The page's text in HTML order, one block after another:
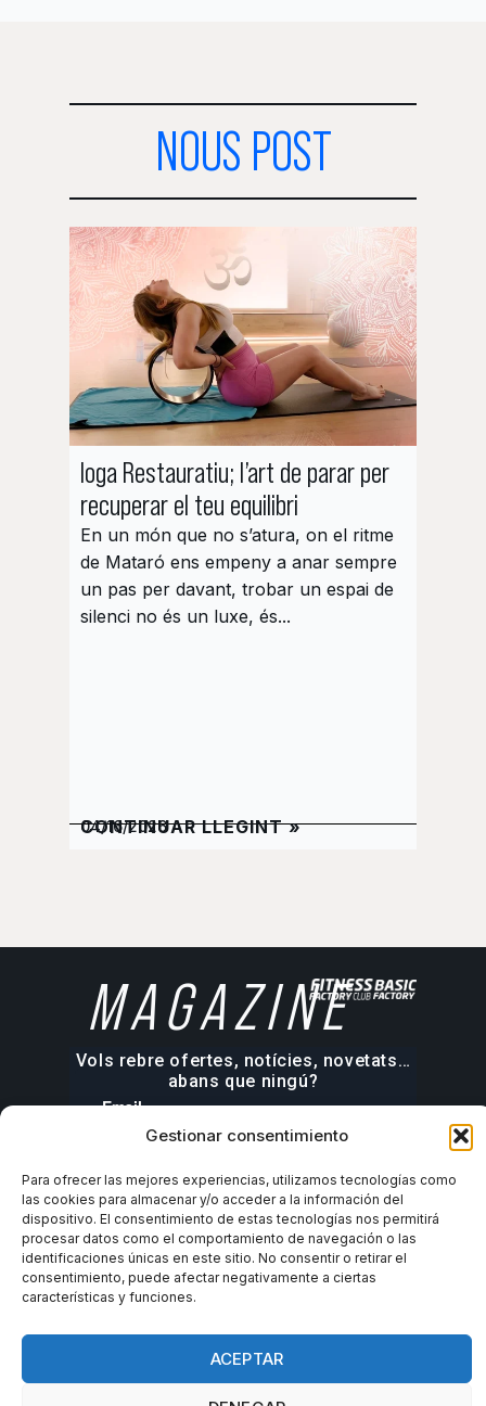
Gestionar consentimiento
Para ofrecer las mejores experiencias, utilizamos tecnologías como
las cookies para almacenar y/o acceder a la información del
dispositivo. El consentimiento de estas tecnologías nos permitirá
procesar datos como el comportamiento de navegación o las
identificaciones únicas en este sitio. No consentir o retirar el
consentimiento, puede afectar negativamente a ciertas
características y funciones.
ACEPTAR
NOUS POST
Ioga Restauratiu; l’art de parar per
recuperar el teu equilibri
En un món que no s’atura, on el ritme
de Mataró ens empeny a anar sempre
un pas per davant, trobar un espai de
silenci no és un luxe, és...
04/16/2026
CONTINUAR LLEGINT »
MAGAZINE
Vols rebre ofertes, notícies, novetats…
abans que ningú?